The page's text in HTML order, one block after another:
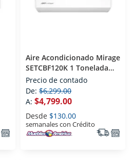
Aire Acondicionado Mirage
SETCBF120K 1 Tonelada
115 V Frio
Precio de contado
De: $6,299.00
A: $4,799.00
Desde $130.00
semanales con Crédito